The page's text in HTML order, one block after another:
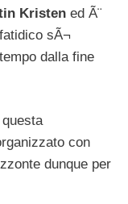
Kristen ed Ã¨
sÃ¬
dalla fine
con
dunque per